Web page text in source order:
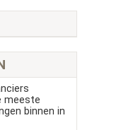
meeste
binnen in